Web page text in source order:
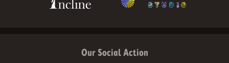
Our Social Action